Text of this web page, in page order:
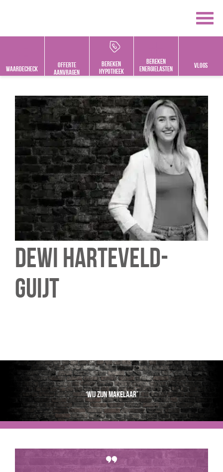
Dewi Harteveld-
Guijt
‘Wij zijn makelaar’
Waardecheck
offerte
aanvragen
bereken
hypotheek
Bereken
energielasten
vlogs